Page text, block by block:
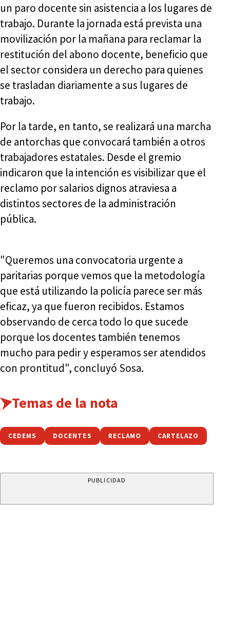
un paro docente sin asistencia a los lugares de
trabajo. Durante la jornada está prevista una
movilización por la mañana para reclamar la
restitución del abono docente, beneficio que
el sector considera un derecho para quienes
se trasladan diariamente a sus lugares de
trabajo.
Por la tarde, en tanto, se realizará una marcha
de antorchas que convocará también a otros
trabajadores estatales. Desde el gremio
indicaron que la intención es visibilizar que el
reclamo por salarios dignos atraviesa a
distintos sectores de la administración
pública.
"Queremos una convocatoria urgente a
paritarias porque vemos que la metodología
que está utilizando la policía parece ser más
eficaz, ya que fueron recibidos. Estamos
observando de cerca todo lo que sucede
porque los docentes también tenemos
mucho para pedir y esperamos ser atendidos
con prontitud", concluyó Sosa.
Temas de la nota
CEDEMS DOCENTES RECLAMO CARTELAZO
PUBLICIDAD